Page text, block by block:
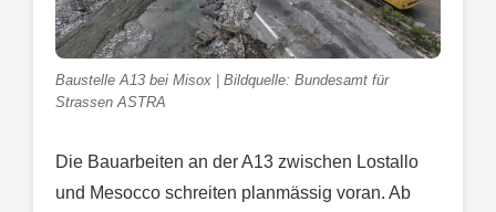
Baustelle A13 bei Misox | Bildquelle: Bundesamt für
Strassen ASTRA
Die Bauarbeiten an der A13 zwischen Lostallo
und Mesocco schreiten planmässig voran. Ab